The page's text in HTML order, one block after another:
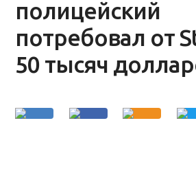
полицейский
потребовал от
50 тысяч